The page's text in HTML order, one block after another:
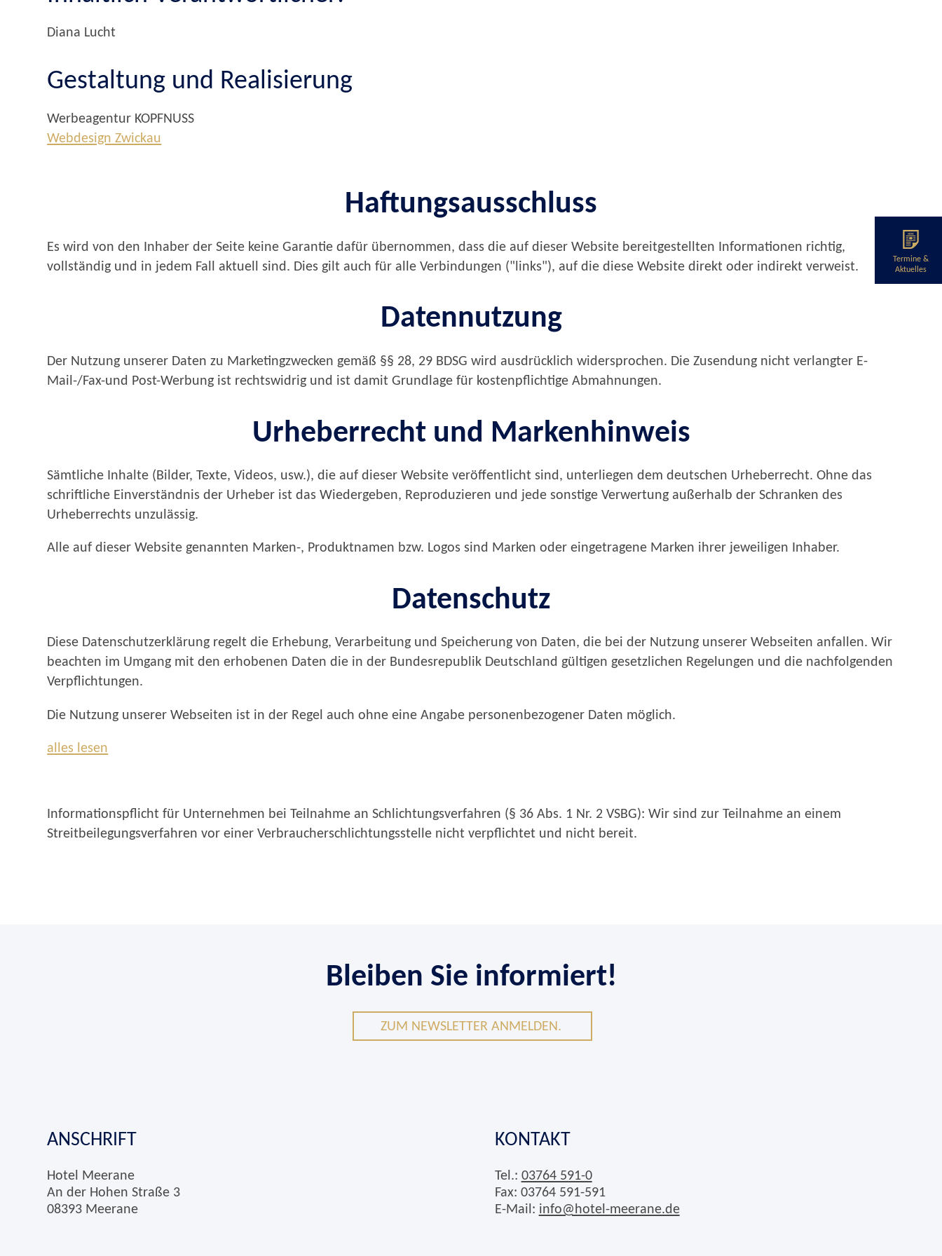
Diana Lucht
Gestaltung und Realisierung
Werbeagentur KOPFNUSS
Webdesign Zwickau
Haftungsausschluss
Es wird von den Inhaber der Seite keine Garantie dafür übernommen, dass die auf dieser Website bereitgestellten Informationen richtig,
vollständig und in jedem Fall aktuell sind. Dies gilt auch für alle Verbindungen ("links"), auf die diese Website direkt oder indirekt verweist.
Datennutzung
Der Nutzung unserer Daten zu Marketingzwecken gemäß §§ 28, 29 BDSG wird ausdrücklich widersprochen. Die Zusendung nicht verlangter E-
Mail-/Fax-und Post-Werbung ist rechtswidrig und ist damit Grundlage für kostenpflichtige Abmahnungen.
Urheberrecht und Markenhinweis
Sämtliche Inhalte (Bilder, Texte, Videos, usw.), die auf dieser Website veröffentlicht sind, unterliegen dem deutschen Urheberrecht. Ohne das
schriftliche Einverständnis der Urheber ist das Wiedergeben, Reproduzieren und jede sonstige Verwertung außerhalb der Schranken des
Urheberrechts unzulässig.
Alle auf dieser Website genannten Marken-, Produktnamen bzw. Logos sind Marken oder eingetragene Marken ihrer jeweiligen Inhaber.
Datenschutz
Diese Datenschutzerklärung regelt die Erhebung, Verarbeitung und Speicherung von Daten, die bei der Nutzung unserer Webseiten anfallen. Wir
beachten im Umgang mit den erhobenen Daten die in der Bundesrepublik Deutschland gültigen gesetzlichen Regelungen und die nachfolgenden
Verpflichtungen.
Die Nutzung unserer Webseiten ist in der Regel auch ohne eine Angabe personenbezogener Daten möglich.
alles lesen
Informationspflicht für Unternehmen bei Teilnahme an Schlichtungsverfahren (§ 36 Abs. 1 Nr. 2 VSBG): Wir sind zur Teilnahme an einem
Streitbeilegungsverfahren vor einer Verbraucherschlichtungsstelle nicht verpflichtet und nicht bereit.
Bleiben Sie informiert!
ZUM NEWSLETTER ANMELDEN.
ANSCHRIFT
Hotel Meerane
An der Hohen Straße 3
08393 Meerane
KONTAKT
Tel.: 03764 591-0
Fax: 03764 591-591
E-Mail: info@hotel-meerane.de
Termine &
Aktuelles